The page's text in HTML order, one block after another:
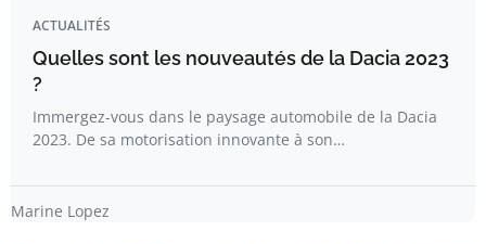
ACTUALITÉS
Quelles sont les nouveautés de la Dacia 2023
?
Immergez-vous dans le paysage automobile de la Dacia
2023. De sa motorisation innovante à son…
Marine Lopez